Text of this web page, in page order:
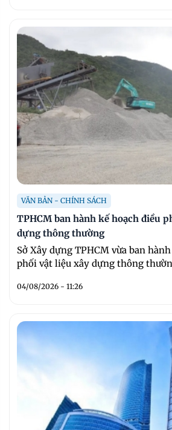
VĂN BẢN - CHÍNH SÁCH
TPHCM ban hành kế hoạch điều
dựng thông thường
Sở Xây dựng TPHCM vừa ban
phối vật liệu xây dựng thông
04/08/2026 - 11:26